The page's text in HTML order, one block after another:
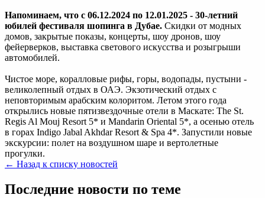
Напоминаем, что с 06.12.2024 по 12.01.2025 - 30-летний
юбилей фестиваля шопинга в Дубае. Скидки от модных
домов, закрытые показы, концерты, шоу дронов, шоу
фейерверков, выставка светового искусства и розыгрыши
автомобилей.
Чистое море, коралловые рифы, горы, водопады, пустыни -
великолепный отдых в ОАЭ. Экзотический отдых с
неповторимым арабским колоритом. Летом этого года
открылись новые пятизвездочные отели в Маскате: The St.
Regis Al Mouj Resort 5* и Mandarin Oriental 5*, а осенью отель
в горах Indigo Jabal Akhdar Resort & Spa 4*. Запустили новые
экскурсии: полет на воздушном шаре и вертолетные
прогулки.
← Назад к списку новостей
Последние новости по теме